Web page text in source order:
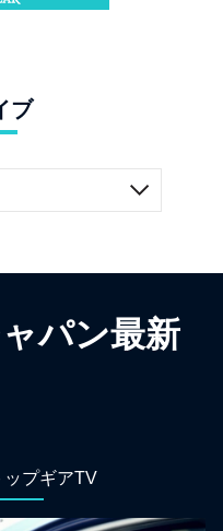
ブ
パン最新
ップギアTV